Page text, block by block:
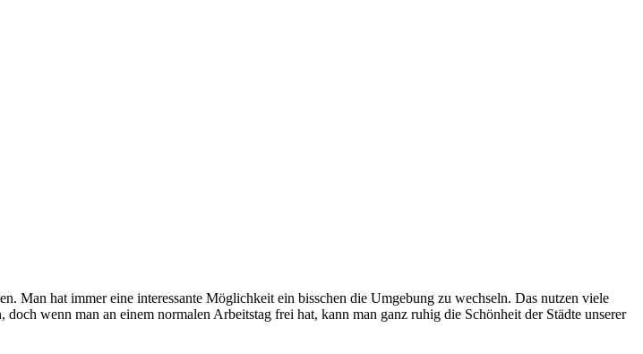
Man hat immer eine interessante Möglichkeit ein bisschen die Umgebung zu wechseln. Das nutzen viele
wenn man an einem normalen Arbeitstag frei hat, kann man ganz ruhig die Schönheit der Städte unserer